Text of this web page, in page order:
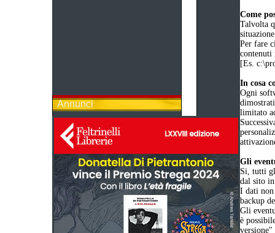
Annunci
Come
Talvolta
Per fare
contenuti
[Es.
In cosa
Ogni
limitato
Gli
Si, tutti
dal sito
I dati
backup
Gli
è
versione"